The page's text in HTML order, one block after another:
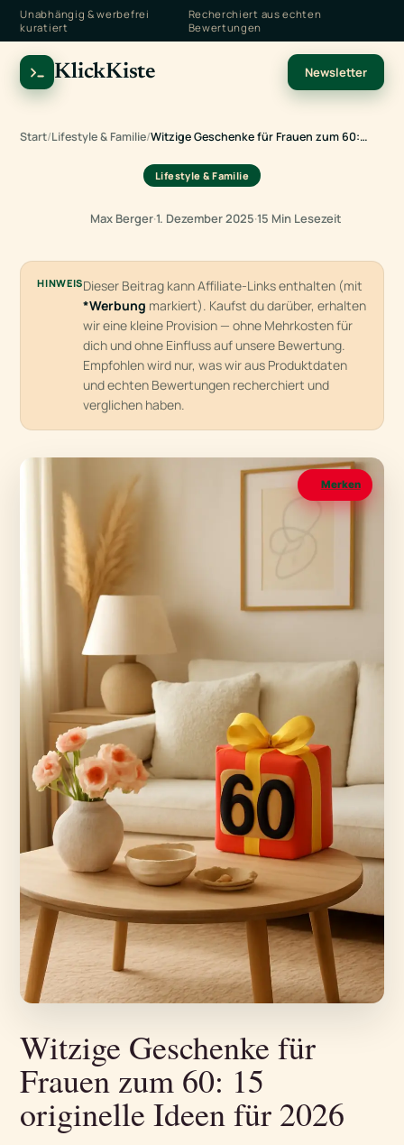
Unabhängig & werbefrei
kuratiert
Recherchiert aus echten
Bewertungen
KlickKiste Newsletter
Start/Lifestyle & Familie/Witzige Geschenke für Frauen zum 60:…
Lifestyle & Familie
Max Berger·1. Dezember 2025·15 Min Lesezeit
HINWEISDieser Beitrag kann Affiliate-Links enthalten (mit
*Werbung markiert). Kaufst du darüber, erhalten
wir eine kleine Provision — ohne Mehrkosten für
dich und ohne Einfluss auf unsere Bewertung.
Empfohlen wird nur, was wir aus Produktdaten
und echten Bewertungen recherchiert und
verglichen haben.
Merken
Witzige Geschenke für
Frauen zum 60: 15
originelle Ideen für 2026